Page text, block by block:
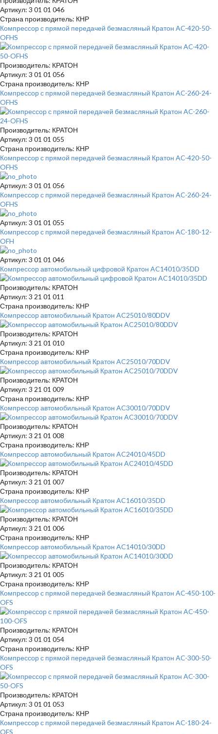
Артикул: 3 01 01 046
Страна производитель: КНР
Компрессор с прямой передачей безмасляный Кратон AC-420-50-
OFHS
Производитель: КРАТОН
Артикул: 3 01 01 056
Страна производитель: КНР
Компрессор с прямой передачей безмасляный Кратон AC-260-24-
OFHS
Производитель: КРАТОН
Артикул: 3 01 01 055
Страна производитель: КНР
Компрессор с прямой передачей безмасляный Кратон AC-420-50-
OFHS
Артикул: 3 01 01 056
Компрессор с прямой передачей безмасляный Кратон AC-260-24-
OFHS
Артикул: 3 01 01 055
Компрессор с прямой передачей безмасляный Кратон AC-180-12-
OFH
Артикул: 3 01 01 046
Компрессор автомобильный цифровой Кратон AC14010/35DD
Производитель: КРАТОН
Артикул: 3 21 01 011
Страна производитель: КНР
Компрессор автомобильный Кратон AC25010/80DDV
Производитель: КРАТОН
Артикул: 3 21 01 010
Страна производитель: КНР
Компрессор автомобильный Кратон AC25010/70DDV
Производитель: КРАТОН
Артикул: 3 21 01 009
Страна производитель: КНР
Компрессор автомобильный Кратон AC30010/70DDV
Производитель: КРАТОН
Артикул: 3 21 01 008
Страна производитель: КНР
Компрессор автомобильный Кратон AC24010/45DD
Производитель: КРАТОН
Артикул: 3 21 01 007
Страна производитель: КНР
Компрессор автомобильный Кратон AC16010/35DD
Производитель: КРАТОН
Артикул: 3 21 01 006
Страна производитель: КНР
Компрессор автомобильный Кратон AC14010/30DD
Производитель: КРАТОН
Артикул: 3 21 01 005
Страна производитель: КНР
Компрессор с прямой передачей безмасляный Кратон AC-450-100-
OFS
Производитель: КРАТОН
Артикул: 3 01 01 054
Страна производитель: КНР
Компрессор с прямой передачей безмасляный Кратон AC-300-50-
OFS
Производитель: КРАТОН
Артикул: 3 01 01 053
Страна производитель: КНР
Компрессор с прямой передачей безмасляный Кратон AC-180-24-
OFS